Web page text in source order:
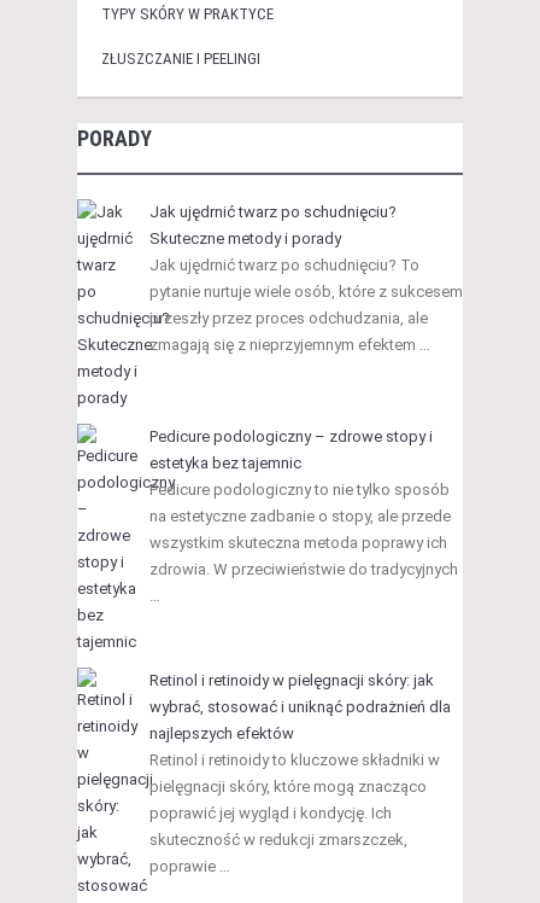
TYPY SKÓRY W PRAKTYCE
ZŁUSZCZANIE I PEELINGI
PORADY
Jak ujędrnić twarz po schudnięciu?
Skuteczne metody i porady
Jak ujędrnić twarz po schudnięciu? To
pytanie nurtuje wiele osób, które z sukcesem
przeszły przez proces odchudzania, ale
zmagają się z nieprzyjemnym efektem …
Pedicure podologiczny – zdrowe stopy i
estetyka bez tajemnic
Pedicure podologiczny to nie tylko sposób
na estetyczne zadbanie o stopy, ale przede
wszystkim skuteczna metoda poprawy ich
zdrowia. W przeciwieństwie do tradycyjnych
…
Retinol i retinoidy w pielęgnacji skóry: jak
wybrać, stosować i uniknąć podrażnień dla
najlepszych efektów
Retinol i retinoidy to kluczowe składniki w
pielęgnacji skóry, które mogą znacząco
poprawić jej wygląd i kondycję. Ich
skuteczność w redukcji zmarszczek,
poprawie …